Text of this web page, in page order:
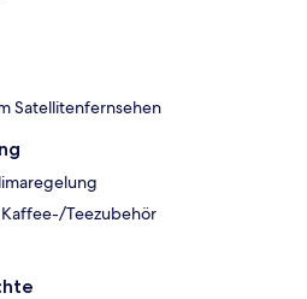
Satellitenfernsehen
Teezubehör